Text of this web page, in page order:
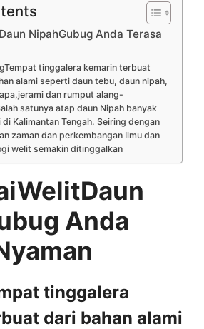
NipahGubug Anda Terasa
tinggalera kemarin terbuat
alami seperti daun tebu, daun nipah,
dan rumput alang-
satunya atap daun Nipah banyak
Kalimantan Tengah. Seiring dengan
zaman dan perkembangan Ilmu dan
welit semakin ditinggalkan
Anda
tinggalera
dari bahan alami